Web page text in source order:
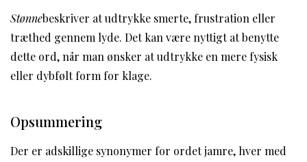
Stønnebeskriver at udtrykke smerte, frustration eller
træthed gennem lyde. Det kan være nyttigt at benytte
dette ord, når man ønsker at udtrykke en mere fysisk
eller dybfølt form for klage.
Opsummering
Der er adskillige synonymer for ordet jamre, hver med